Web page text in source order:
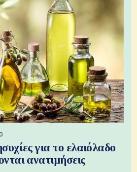
για το ελαιόλαδο
ανατιμήσεις